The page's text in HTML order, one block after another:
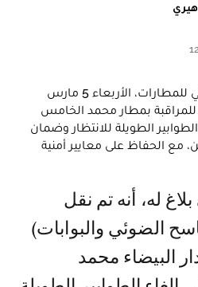
أعلن المكتب الوطني للمطارات، الأربعاء 5 مارس
للمراقبة بمطار محمد الخامس
الطوابير الطويلة للانتظار وضمان
مع الحفاظ على معايير أمنية
الضوئي والبوابات)
البيضاء محمد